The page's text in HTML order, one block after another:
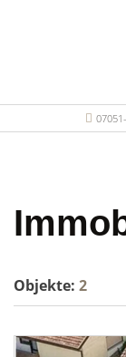
Objekte: 2